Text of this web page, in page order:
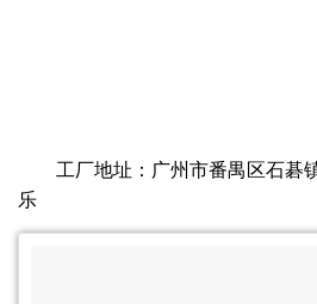
工厂地址：广州市番禺区石碁
乐